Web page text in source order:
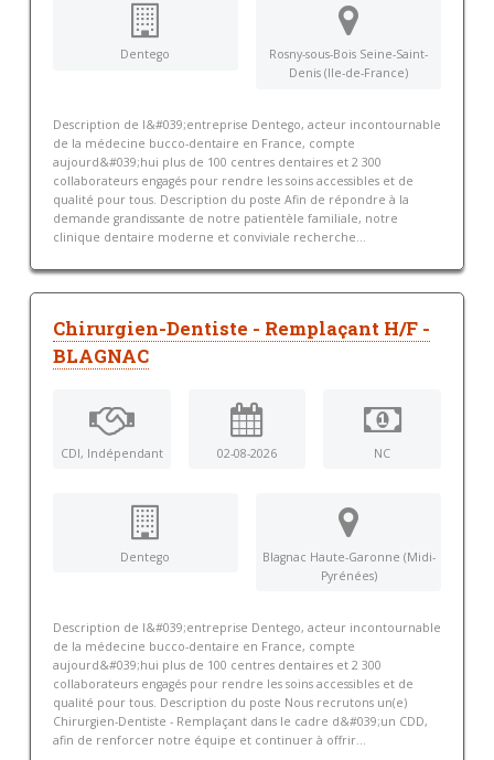
Dentego
Rosny-sous-Bois Seine-Saint-
Denis (Ile-de-France)
Description de l&#039;entreprise Dentego, acteur incontournable
de la médecine bucco-dentaire en France, compte
aujourd&#039;hui plus de 100 centres dentaires et 2 300
collaborateurs engagés pour rendre les soins accessibles et de
qualité pour tous. Description du poste Afin de répondre à la
demande grandissante de notre patientèle familiale, notre
clinique dentaire moderne et conviviale recherche...
Chirurgien-Dentiste - Remplaçant H/F -
BLAGNAC
CDI, Indépendant 02-08-2026 NC
Dentego
Blagnac Haute-Garonne (Midi-
Pyrénées)
Description de l&#039;entreprise Dentego, acteur incontournable
de la médecine bucco-dentaire en France, compte
aujourd&#039;hui plus de 100 centres dentaires et 2 300
collaborateurs engagés pour rendre les soins accessibles et de
qualité pour tous. Description du poste Nous recrutons un(e)
Chirurgien-Dentiste - Remplaçant dans le cadre d&#039;un CDD,
afin de renforcer notre équipe et continuer à offrir...